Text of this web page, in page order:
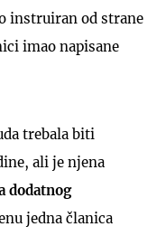
instruiran od strane
imao napisane
trebala biti
ali je njena
dodatnog
jedna članica